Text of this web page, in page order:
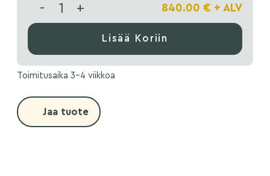
- + 840.00 € + ALV
Lisää Koriin
Toimitusaika 3-4 viikkoa
Jaa tuote